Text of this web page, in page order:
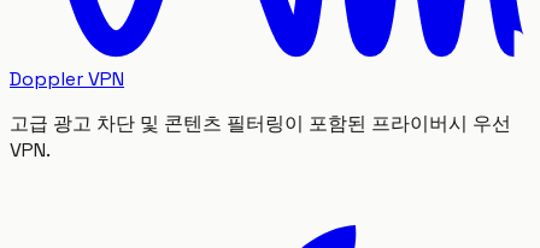
Doppler VPN
고급 광고 차단 및 콘텐츠 필터링이 포함된 프라이버시 우선
VPN.